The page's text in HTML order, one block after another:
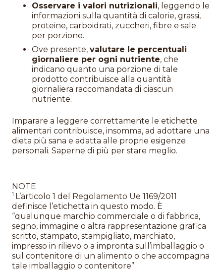
Osservare i valori nutrizionali, leggendo le
informazioni sulla quantità di calorie, grassi,
proteine, carboidrati, zuccheri, fibre e sale
per porzione.
Ove presente, valutare le percentuali
giornaliere per ogni nutriente, che
indicano quanto una porzione di tale
prodotto contribuisce alla quantità
giornaliera raccomandata di ciascun
nutriente.
Imparare a leggere correttamente le etichette
alimentari contribuisce, insomma, ad adottare una
dieta più sana e adatta alle proprie esigenze
personali. Saperne di più per stare meglio.
NOTE
1 L’articolo 1 del Regolamento Ue 1169/2011
definisce l’etichetta in questo modo. È
“qualunque marchio commerciale o di fabbrica,
segno, immagine o altra rappresentazione grafica
scritto, stampato, stampigliato, marchiato,
impresso in rilievo o a impronta sull’imballaggio o
sul contenitore di un alimento o che accompagna
tale imballaggio o contenitore”.